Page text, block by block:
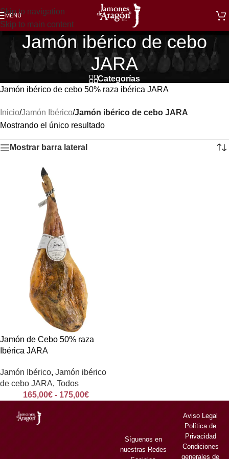
Skip to navigation
Skip to main content
MENÚ
Jamón ibérico de cebo
JARA
Categorías
Jamón ibérico de cebo 50% raza ibérica JARA
Inicio/Jamón Ibérico/Jamón ibérico de cebo JARA
Mostrando el único resultado
Mostrar barra lateral
Jamón de Cebo 50% raza
Ibérica JARA
Jamón Ibérico, Jamón ibérico
de cebo JARA, Todos
165,00€ - 175,00€
Síguenos en
nuestras Redes
Aviso Legal
Política de
Privacidad
Condiciones
generales de